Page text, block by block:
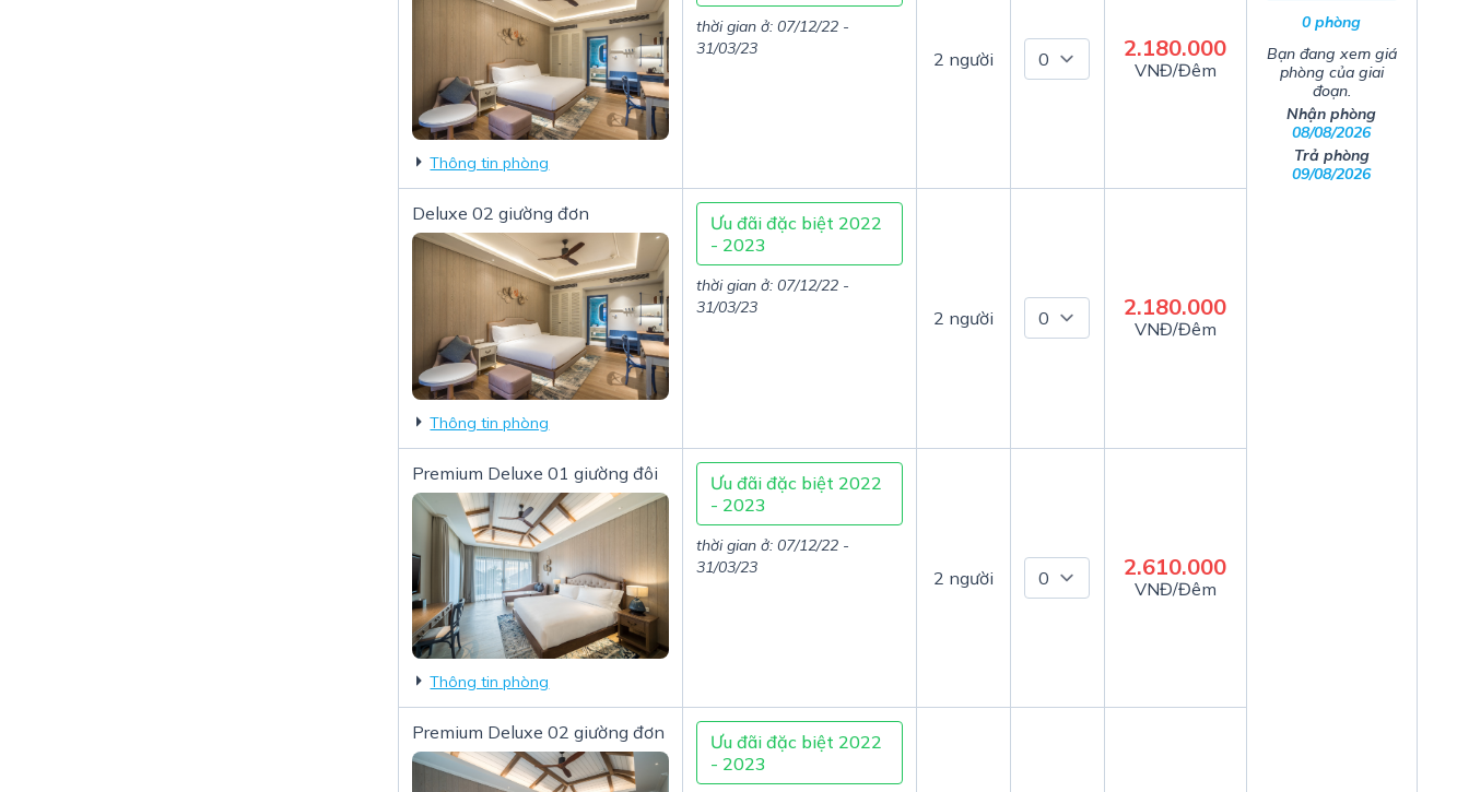
Thông tin phòng
thời gian ở: 07/12/22 -
31/03/23
2 người 2.180.000
VNĐ/Đêm
Deluxe 02 giường đơn
Thông tin phòng
Ưu đãi đặc biệt 2022
- 2023
thời gian ở: 07/12/22 -
31/03/23
2 người 2.180.000
VNĐ/Đêm
Premium Deluxe 01 giường đôi
Thông tin phòng
Ưu đãi đặc biệt 2022
- 2023
thời gian ở: 07/12/22 -
31/03/23
2 người 2.610.000
VNĐ/Đêm
Premium Deluxe 02 giường đơn
Ưu đãi đặc biệt 2022
- 2023
0 phòng
Bạn đang xem giá
phòng của giai
đoạn.
Nhận phòng
08/08/2026
Trả phòng
09/08/2026